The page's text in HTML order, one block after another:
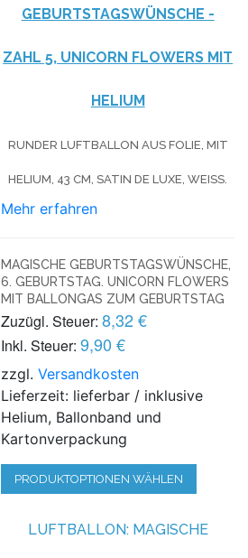
GEBURTSTAGSWÜNSCHE -
ZAHL 5, UNICORN FLOWERS MIT
HELIUM
RUNDER LUFTBALLON AUS FOLIE, MIT
HELIUM, 43 CM, SATIN DE LUXE, WEISS.
Mehr erfahren
MAGISCHE GEBURTSTAGSWÜNSCHE,
6. GEBURTSTAG. UNICORN FLOWERS
MIT BALLONGAS ZUM GEBURTSTAG
Zuzügl. Steuer: 8,32 €
Inkl. Steuer: 9,90 €
zzgl.Versandkosten
Lieferzeit: lieferbar / inklusive
Helium, Ballonband und
Kartonverpackung
PRODUKTOPTIONEN WÄHLEN
LUFTBALLON: MAGISCHE